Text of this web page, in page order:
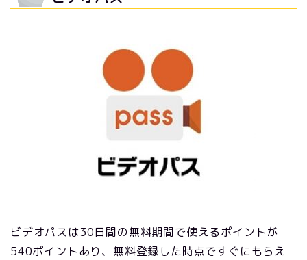
ビデオパスは30日間の無料期間で使えるポイントが
540ポイントあり、無料登録した時点ですぐにもらえ